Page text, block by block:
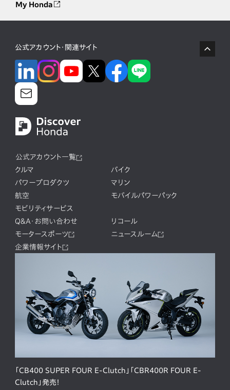
My Honda
公式アカウント・関連サイト
公式アカウント一覧
クルマ
バイク
パワープロダクツ
マリン
航空
モバイルパワーパック
モビリティサービス
Q&A・お問い合わせ
リコール
モータースポーツ
ニュースルーム
企業情報サイト
「CB400 SUPER FOUR E-Clutch」「CBR400R FOUR E-
Clutch」発売！